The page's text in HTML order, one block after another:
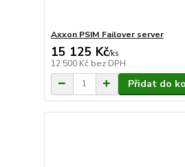
Axxon PSIM Failover server
15 125 Kč/ks
12 500 Kč bez DPH
Přidat do